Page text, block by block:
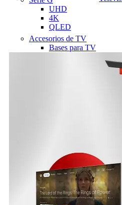
UHD
4K
QLED
Accesorios de TV
Bases para TV